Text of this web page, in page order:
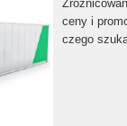
ceny i
czego